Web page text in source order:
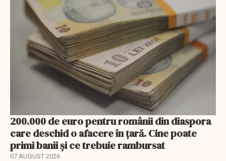
200.000 de euro pentru românii din diaspora
care deschid o afacere în țară. Cine poate
primi banii și ce trebuie rambursat
07 AUGUST 2026